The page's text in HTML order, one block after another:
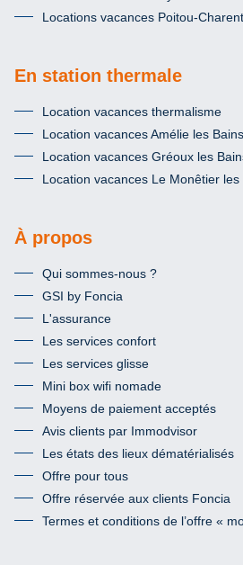
Locations vacances Poitou-
En station thermale
Location vacances thermalisme
Location vacances Amélie les Bains
Location vacances Gréoux les
Location vacances Le Monêtier les
À propos
Qui sommes-nous ?
GSI by Foncia
L'assurance
Les services confort
Les services glisse
Mini box wifi nomade
Moyens de paiement acceptés
Avis clients par Immodvisor
Les états des lieux dématérialisés
Offre pour tous
Offre réservée aux clients Foncia
Termes et conditions de l’offre «